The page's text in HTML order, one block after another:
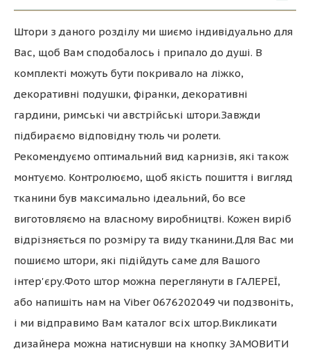
Штори з даного розділу ми шиємо індивідуально для
Вас, щоб Вам сподобалось і припало до душі. В
комплекті можуть бути покривало на ліжко,
декоративні подушки, фіранки, декоративні
гардини, римські чи австрійські штори.Завжди
підбираємо відповідну тюль чи ролети.
Рекомендуємо оптимальний вид карнизів, які також
монтуємо. Контролюємо, щоб якість пошиття і вигляд
тканини був максимально ідеальний, бо все
виготовляємо на власному виробництві. Кожен виріб
відрізняється по розміру та виду тканини.Для Вас ми
пошиємо штори, які підійдуть саме для Вашого
інтер'єру.Фото штор можна переглянути в ГАЛЕРЕЇ,
або напишіть нам на Viber 0676202049 чи подзвоніть,
і ми відправимо Вам каталог всіх штор.Викликати
дизайнера можна натиснувши на кнопку ЗАМОВИТИ